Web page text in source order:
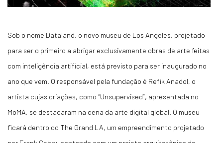
Sob o nome Dataland, o novo museu de Los Angeles, projetado
para ser o primeiro a abrigar exclusivamente obras de arte feitas
com inteligência artificial, está previsto para ser inaugurado no
ano que vem. O responsável pela fundação é Refik Anadol, o
artista cujas criações, como “Unsupervised”, apresentada no
MoMA, se destacaram na cena da arte digital global. O museu
ficará dentro do The Grand LA, um empreendimento projetado